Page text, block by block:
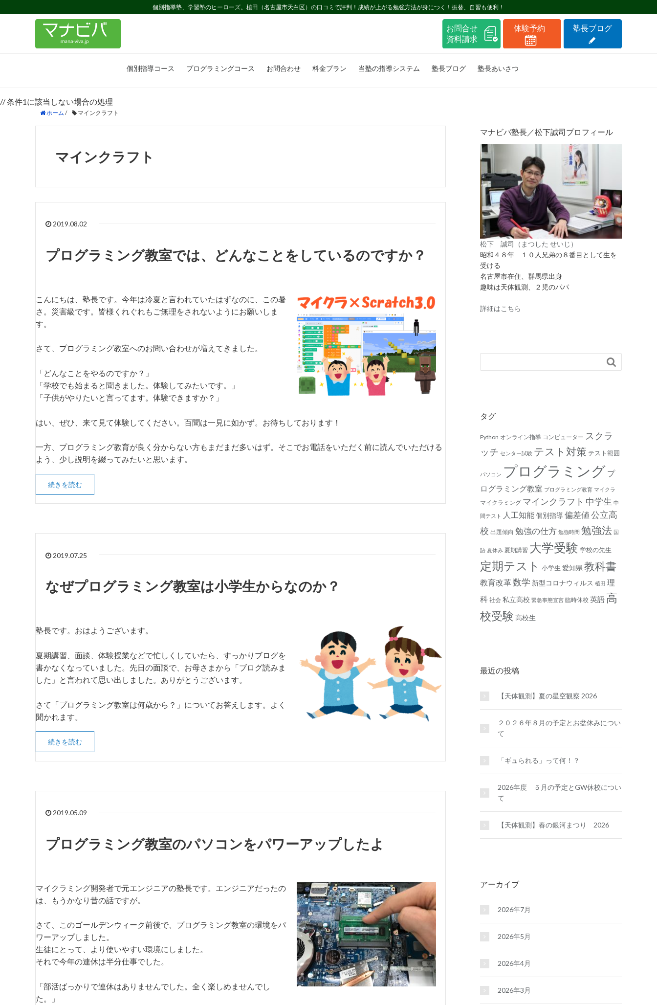
個別指導塾、学習塾のヒーローズ。植田（名古屋市天白区）の口コミで評判！成績が上がる勉強方法が身につく！振替、自習も便利！
個別指導コース プログラミングコース お問合わせ 料金プラン 当塾の指導システム 塾長ブログ 塾長あいさつ
// 条件1に該当しない場合の処理
ホーム / マインクラフト
マインクラフト
2019.08.02
プログラミング教室では、どんなことをしているのですか？
こんにちは、塾長です。今年は冷夏と言われていたはずなのに、この暑
さ。災害級です。皆様くれぐれもご無理をされないようにお願いしま
す。
さて、プログラミング教室へのお問い合わせが増えてきました。
「どんなことをやるのですか？」
「学校でも始まると聞きました。体験してみたいです。」
「子供がやりたいと言ってます。体験できますか？」
はい、ぜひ、来て見て体験してください。百聞は一見に如かず。お待ちしております！
一方、プログラミング教育が良く分からない方もまだまだ多いはず。そこでお電話をいただく前に読んでいただける
よう、少し説明を綴ってみたいと思います。
続きを読む
2019.07.25
なぜプログラミング教室は小学生からなのか？
塾長です。おはようございます。
夏期講習、面談、体験授業などで忙しくしていたら、すっかりブログを
書かなくなっていました。先日の面談で、お母さまから「ブログ読みま
した」と言われて思い出しました。ありがとうございます。
さて「プログラミング教室は何歳から？」についてお答えします。よく
聞かれます。
続きを読む
2019.05.09
プログラミング教室のパソコンをパワーアップしたよ
マイクラミング開発者で元エンジニアの塾長です。エンジニアだったの
は、もうかなり昔の話ですが。
さて、このゴールデンウィーク前後で、プログラミング教室の環境をパ
ワーアップしました。
生徒にとって、より使いやすい環境にしました。
それで今年の連休は半分仕事でした。
「部活ばっかりで連休はありませんでした。全く楽しめませんでし
た。」
マナビバ塾長／松下誠司プロフィール
松下 誠司（まつした せいじ）
昭和４８年 １０人兄弟の８番目として生を
受ける
名古屋市在住、群馬県出身
趣味は天体観測、２児のパパ
詳細はこちら

タグ
Python オンライン指導 コンピューター スクラ
ッチ センター試験 テスト対策 テスト範囲
パソコン プログラミング プ
ログラミング教室 プログラミング教育 マイクラ
マイクラミング マインクラフト 中学生 中
間テスト 人工知能個別指導偏差値 公立高
校 出題傾向 勉強の仕方 勉強時間 勉強法 国
語 夏休み 夏期講習 大学受験 学校の先生
定期テスト 小学生 愛知県 教科書
教育改革数学 新型コロナウィルス 植田 理
科 社会 私立高校 緊急事態宣言 臨時休校 英語 高
校受験 高校生
最近の投稿
【天体観測】夏の星空観察 2026
２０２６年８月の予定とお盆休みについ
て
「ギュられる」って何！？
2026年度 ５月の予定とGW休校につい
て
【天体観測】春の銀河まつり 2026
アーカイブ
2026年7月
2026年5月
2026年4月
2026年3月